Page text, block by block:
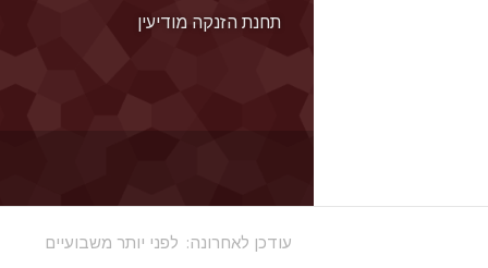
תחנת הזנקה מודיעין
עודכן לאחרונה: לפני יותר משבועיים